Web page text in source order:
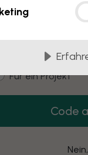
type
Für mich
Für ein Projekt
Code